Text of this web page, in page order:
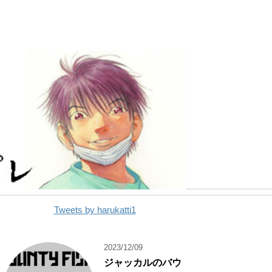
Tweets by harukatti1
2023/12/09
ジャッカルのバウ